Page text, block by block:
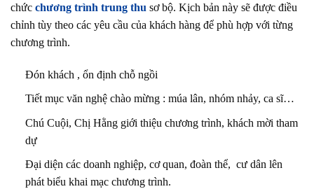
chức chương trình trung thu sơ bộ. Kịch bản này sẽ được điều
chỉnh tùy theo các yêu cầu của khách hàng để phù hợp với từng
chương trình.
Đón khách , ổn định chỗ ngồi
Tiết mục văn nghệ chào mừng : múa lân, nhóm nhảy, ca sĩ…
Chú Cuội, Chị Hằng giới thiệu chương trình, khách mời tham
dự
Đại diện các doanh nghiệp, cơ quan, đoàn thể, cư dân lên
phát biểu khai mạc chương trình.